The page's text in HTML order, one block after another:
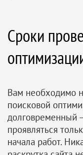
Сроки
Вам необходимо
поисковой
долговременный
проявляться
начала работ.